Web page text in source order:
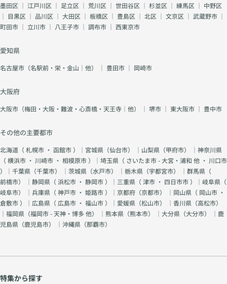
墨田区 ｜ 江戸川区 ｜ 足立区 ｜ 荒川区 ｜ 世田谷区 ｜ 杉並区 ｜ 練馬区 ｜ 中野区
｜ 目黒区 ｜ 品川区 ｜ 大田区 ｜ 板橋区 ｜ 豊島区 ｜ 北区 ｜ 文京区 ｜ 武蔵野市 ｜
町田市 ｜ 立川市 ｜ 八王子市 ｜ 調布市 ｜ 西東京市
愛知県
名古屋市（名駅前・栄・金山｜他） ｜ 豊田市 ｜ 岡崎市
大阪府
大阪市（梅田・大阪・難波・心斎橋・天王寺｜他） ｜ 堺市 ｜ 東大阪市 ｜ 豊中市
その他の主要都市
北海道（札幌市 ・ 函館市）｜宮城県（仙台市） ｜山梨県（甲府市） ｜神奈川県
（横浜市 ・ 川崎市 ・ 相模原市）｜埼玉県（ さいたま市 - 大宮・浦和 他 ・ 川口市
）｜千葉県（千葉市） ｜茨城県（水戸市） ｜栃木県（宇都宮市） ｜群馬県（
前橋市） ｜静岡県（浜松市 ・ 静岡市）｜三重県（津市 ・ 四日市市）｜岐阜県（
岐阜市） ｜兵庫県（神戸市 ・ 姫路市）｜京都府（京都市） ｜岡山県（ 岡山市 ・
倉敷市）｜広島県（ 広島市 ・ 福山市）｜愛媛県（松山市） ｜香川県（高松市）
｜福岡県（福岡市 - 天神・博多 他） ｜熊本県（熊本市） ｜大分県（大分市） ｜鹿
児島県（鹿児島市） ｜沖縄県（那覇市）
特集から探す